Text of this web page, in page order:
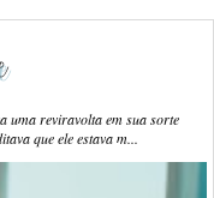
uma reviravolta em sua sorte
que ele estava m...